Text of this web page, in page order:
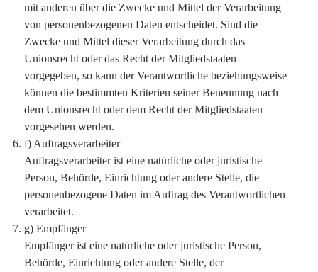
mit anderen über die Zwecke und Mittel der Verarbeitung
von personenbezogenen Daten entscheidet. Sind die
Zwecke und Mittel dieser Verarbeitung durch das
Unionsrecht oder das Recht der Mitgliedstaaten
vorgegeben, so kann der Verantwortliche beziehungsweise
können die bestimmten Kriterien seiner Benennung nach
dem Unionsrecht oder dem Recht der Mitgliedstaaten
vorgesehen werden.
f) Auftragsverarbeiter
Auftragsverarbeiter ist eine natürliche oder juristische
Person, Behörde, Einrichtung oder andere Stelle, die
personenbezogene Daten im Auftrag des Verantwortlichen
verarbeitet.
g) Empfänger
Empfänger ist eine natürliche oder juristische Person,
Behörde, Einrichtung oder andere Stelle, der